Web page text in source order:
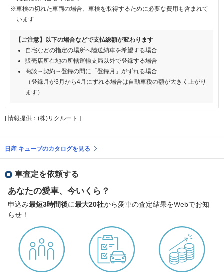
※車検の切れた車両の場合、車検を取得するために必要な費用も含まれて
います
【ご注意】以下の場合などで支払総額が変わります
自宅などの指定の場所へ陸送納車を希望する場合
販売店所在地の所轄運輸支局以外で登録する場合
商談～契約～登録の間に「登録月」がずれる場合
（登録月が3月から4月にずれる場合は自動車税の額が大きく上がり
ます）
[ 情報提供：(株)リクルート ]
日産 キューブのカタログを見る
車査定を依頼する
あなたの愛車、今いくら？
申込み最短3時間後に最大20社から愛車の査定結果をWebでお知
らせ！